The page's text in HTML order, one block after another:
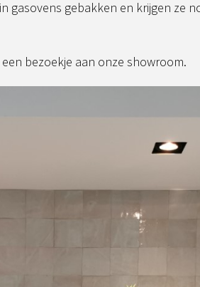
gebakken en krijgen ze
bezoekje aan onze showroom.